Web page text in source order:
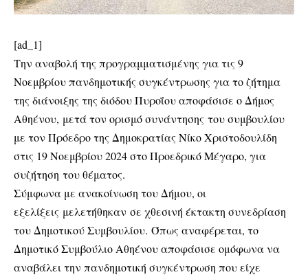
[ad_1]
Την αναβολή της προγραμματισμένης για τις 9
Νοεμβρίου πανδημοτικής συγκέντρωσης για το ζήτημα
της διάνοιξης της διόδου Πυροΐου αποφάσισε ο Δήμος
Αθηένου, μετά τον ορισμό συνάντησης του συμβουλίου
με τον Πρόεδρο της Δημοκρατίας Νίκο Χριστοδουλίδη
στις 19 Νοεμβρίου 2024 στο Προεδρικό Μέγαρο, για
συζήτηση του θέματος.
Σύμφωνα με ανακοίνωση του Δήμου, οι
εξελίξεις μελετήθηκαν σε χθεσινή έκτακτη συνεδρίαση
του Δημοτικού Συμβουλίου. Όπως αναφέρεται, το
Δημοτικό Συμβούλιο Αθηένου αποφάσισε ομόφωνα να
αναβάλει την πανδημοτική συγκέντρωση που είχε